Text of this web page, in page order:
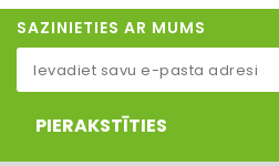
SAZINIETIES AR MUMS
PIERAKSTĪTIES